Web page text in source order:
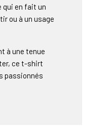
qui en fait un
ou à un usage
à une tenue
ce t-shirt
passionnés